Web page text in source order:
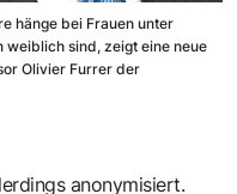
hänge bei Frauen unter
sind, zeigt eine neue
Olivier Furrer der
anonymisiert.